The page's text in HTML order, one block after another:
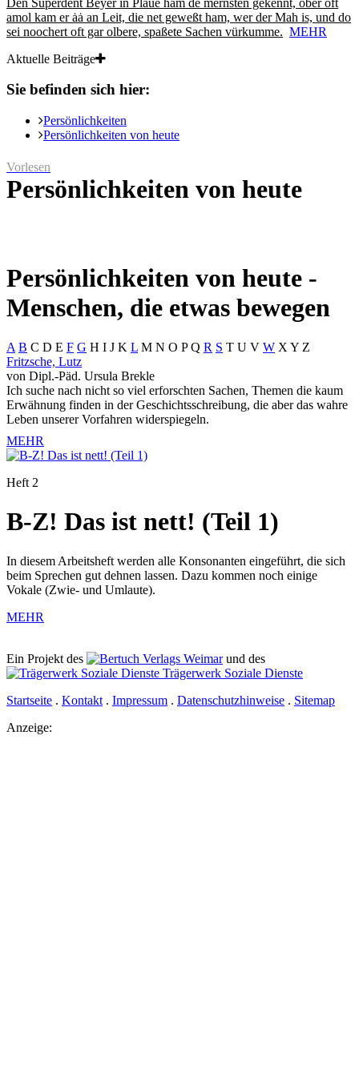
amol kam er ȧȧ an Leit, die net geweßt ham, wer der Mah is, und do
sei noochert oft gar olbere, spaßete Sachen vürkumme. MEHR
Aktuelle Beiträge
Sie befinden sich hier:
Persönlichkeiten
Persönlichkeiten von heute
Vorlesen
Persönlichkeiten von heute
Persönlichkeiten von heute -
Menschen, die etwas bewegen
A B C D E F G H I J K L M N O PQ R S T U V W X Y Z
Fritzsche, Lutz
von Dipl.-Päd. Ursula Brekle
Ich suche nach nicht so viel erforschten Sachen, Themen die kaum
Erwähnung finden in der Geschichtsschreibung, die aber das wahre
Leben unserer Vorfahren widerspiegeln.
MEHR
Heft 2
B-Z! Das ist nett! (Teil 1)
In diesem Arbeitsheft werden alle Konsonanten eingeführt, die sich
beim Sprechen gut dehnen lassen. Dazu kommen noch einige
Vokale (Zwie- und Umlaute).
MEHR
Ein Projekt des Verlags Weimarund des
Trägerwerk Soziale Dienste
Startseite . Kontakt . Impressum . Datenschutzhinweise . Sitemap
Anzeige: